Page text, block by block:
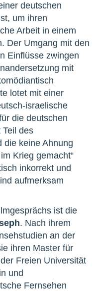
deutschen
um ihren
Arbeit in einem
Der Umgang mit den
Einflüsse zwingen
mit
lotet mit einer
israelische
die deutschen
Teil des
die keine Ahnung
Krieg gemacht“
inkorrekt und
aufmerksam
ist die
. Nach ihrem
an der
ihren Master für
Freien Universität
und
Fernsehen